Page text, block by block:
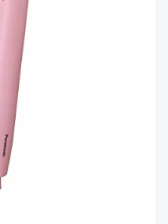
キングもチェック！
び方
イロンの正しい使い方
に使うヘアケアの方法
テもあわせてチェッ
連記事はこちら